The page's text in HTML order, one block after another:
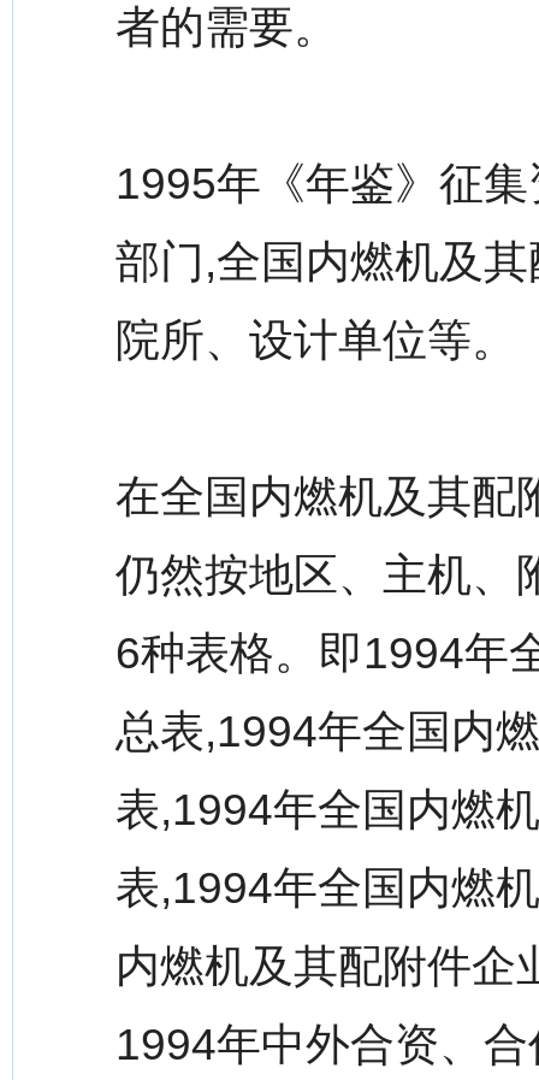
者的需要。
1995年《年鉴》征
部门,全国内燃机及
院所、设计单位等。
在全国内燃机及其配
仍然按地区、主机、
6种表格。即1994年
总表,1994年全国内
表,1994年全国内燃
表,1994年全国内燃
内燃机及其配附件企
1994年中外合资、